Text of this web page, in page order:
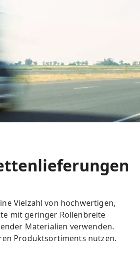
Vielzahl von hochwertigen,
mit geringer Rollenbreite
Materialien verwenden.
Produktsortiments nutzen.